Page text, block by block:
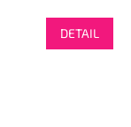
DETAIL